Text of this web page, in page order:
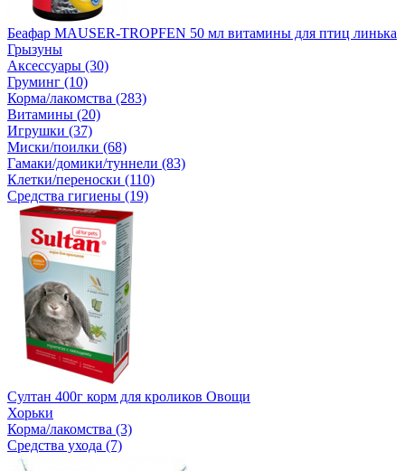
Беафар MAUSER-TROPFEN 50 мл витамины для птиц линька
Грызуны
Аксессуары (30)
Груминг (10)
Корма/лакомства (283)
Витамины (20)
Игрушки (37)
Миски/поилки (68)
Гамаки/домики/туннели (83)
Клетки/переноски (110)
Средства гигиены (19)
Султан 400г корм для кроликов Овощи
Хорьки
Корма/лакомства (3)
Средства ухода (7)